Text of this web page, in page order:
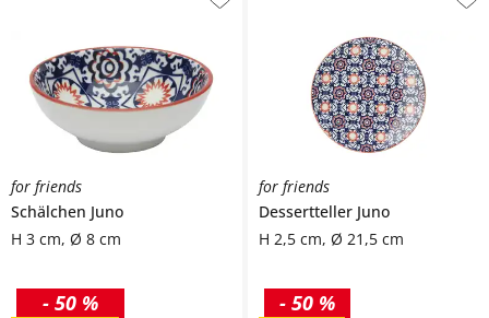
for friends
Schälchen Juno
H 3 cm, Ø 8 cm
- 50 %
for friends
Dessertteller Juno
H 2,5 cm, Ø 21,5 cm
- 50 %